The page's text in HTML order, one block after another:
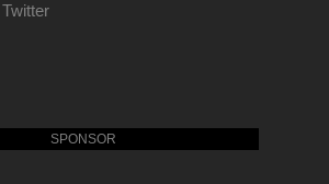
SPONSOR
Twitter